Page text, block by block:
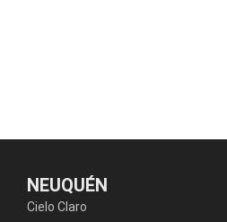
NEUQUÉN
Cielo Claro